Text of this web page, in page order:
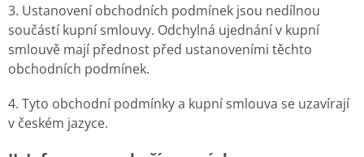
3. Ustanovení obchodních podmínek jsou nedílnou
součástí kupní smlouvy. Odchylná ujednání v kupní
smlouvě mají přednost před ustanoveními těchto
obchodních podmínek.
4. Tyto obchodní podmínky a kupní smlouva se uzavírají
v českém jazyce.